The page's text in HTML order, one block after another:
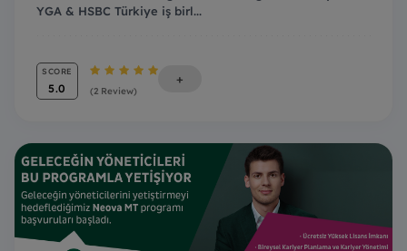
YGA & HSBC Türkiye iş birl...
SCORE
5.0 (2 Review)
+